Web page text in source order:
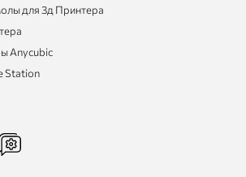
для 3д Принтера
Anycubic
Station